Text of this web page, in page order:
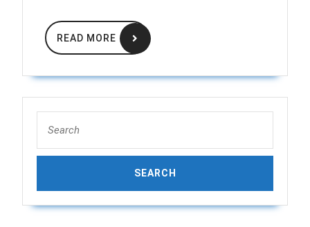
READ MORE
READ
MORE
for: